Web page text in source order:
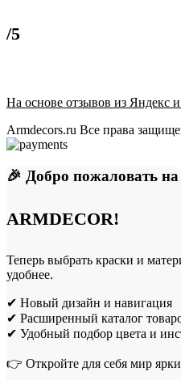
/5
На основе отзывов из Яндекс
Armdecors.ru Все права
🎉 Добро пожаловать
ARMDECOR!
Теперь выбрать краски и
удобнее.
✔ Новый дизайн и навигация
✔ Расширенный каталог
✔ Удобный подбор цвета и
👉 Откройте для себя мир